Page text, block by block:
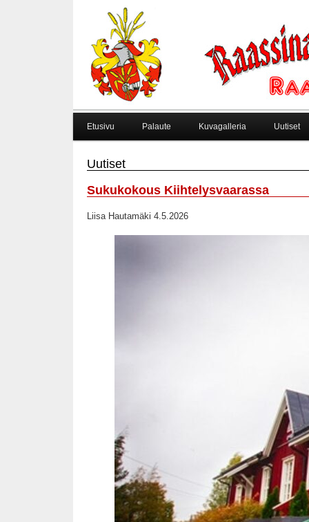
Etusivu Palaute Kuvagalleria Uutiset
Uutiset
Sukukokous Kiihtelysvaarassa
Liisa Hautamäki 4.5.2026